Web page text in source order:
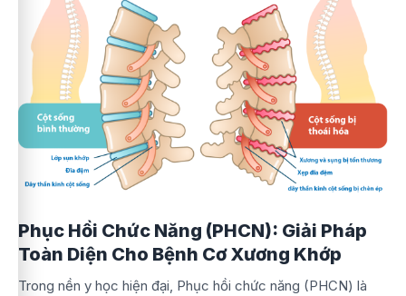
Phục Hồi Chức Năng (PHCN): Giải Pháp
Toàn Diện Cho Bệnh Cơ Xương Khớp
Trong nền y học hiện đại, Phục hồi chức năng (PHCN) là